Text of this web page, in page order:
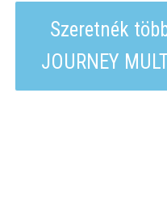
Szeretnék
JOURNEY